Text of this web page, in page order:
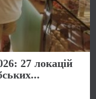
27 локацій